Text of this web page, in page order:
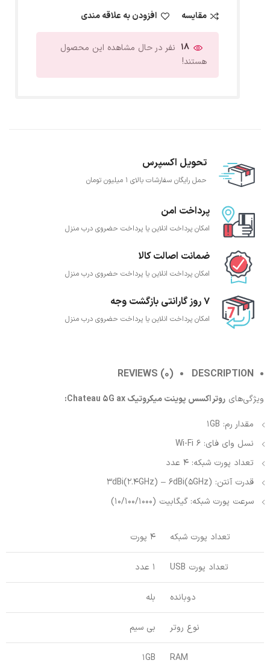
مقایسه افزودن به علاقه مندی
18 نفر در حال مشاهده این محصول
هستند!
تحویل اکسپرس
حمل رایگان سفارشات بالای 1 میلیون تومان
پرداخت امن
امکان پرداخت انلاین یا پرداخت حضروی درب منزل
ضمانت اصالت کالا
امکان پرداخت انلاین یا پرداخت حضروی درب منزل
7 روز گارانتی بازگشت وجه
امکان پرداخت انلاین یا پرداخت حضروی درب منزل
DESCRIPTION
REVIEWS (0)
ویژگی‌های روتر اکسس پوینت میکروتیک Chateau 5G ax:
مقدار رم: 1GB
نسل وای فای: Wi-Fi 6
تعداد پورت شبکه: 4 عدد
قدرت آنتن: 3dBi(2.4GHz) – 6dBi(5GHz)
سرعت پورت شبکه: گیگابیت (10/100/1000)
تعداد پورت شبکه 4 پورت
تعداد پورت USB 1 عدد
دوبانده بله
نوع روتر بی سیم
RAM
1GB